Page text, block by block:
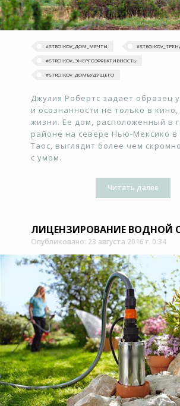
#‎STROIKOV_ДОМ_МЕЧТЫ‬
#STROIKOV_ЭНЕРГОЭФФЕКТИВНОСТЬ
#STROIKOV_ДОМБУДУЩЕГО
Джулия Робертс задает образец
и осознанности не только в
жизни. Ее дом, расположенный в
районе на севере Нью-Мексико в
Таос, выглядит более чем
с умом.
Читать далее
ЛИЦЕНЗИРОВАНИЕ ВОДНОЙ
Опубликовано: 23 августа 2016 г. 0:34